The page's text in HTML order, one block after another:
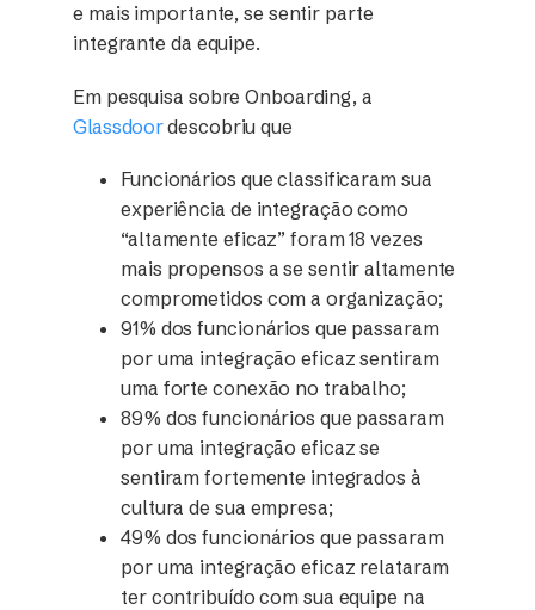
e mais importante, se sentir parte
integrante da equipe.
Em pesquisa sobre Onboarding, a
Glassdoordescobriu que
Funcionários que classificaram sua
experiência de integração como
“altamente eficaz” foram 18 vezes
mais propensos a se sentir altamente
comprometidos com a organização;
91% dos funcionários que passaram
por uma integração eficaz sentiram
uma forte conexão no trabalho;
89% dos funcionários que passaram
por uma integração eficaz se
sentiram fortemente integrados à
cultura de sua empresa;
49% dos funcionários que passaram
por uma integração eficaz relataram
ter contribuído com sua equipe na